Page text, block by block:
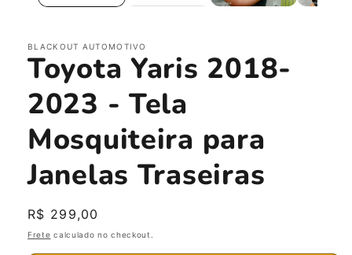
BLACKOUT AUTOMOTIVO
Toyota Yaris 2018-
2023 - Tela
Mosquiteira para
Janelas Traseiras
Preço
normal
R$ 299,00
Frete calculado no checkout.